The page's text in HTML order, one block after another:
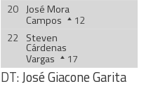
20 José Mora
Campos
12
22 Steven
Cárdenas
Vargas 17
DT:José Giacone Garita